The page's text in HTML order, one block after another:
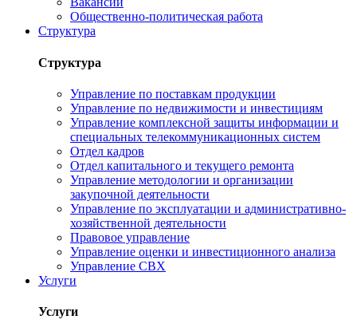
Общественно-политическая работа
Структура
Структура
Управление по поставкам продукции
Управление по недвижимости и инвестициям
Управление комплексной защиты информации и
специальных телекоммуникационных систем
Отдел кадров
Отдел капитального и текущего ремонта
Управление методологии и организации
закупочной деятельности
Управление по эксплуатации и административно-
хозяйственной деятельности
Правовое управление
Управление оценки и инвестиционного анализа
Управление СВХ
Услуги
Услуги